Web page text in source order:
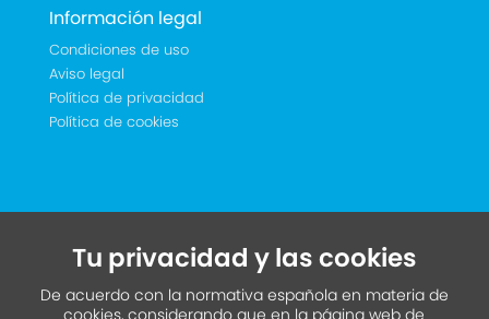
Información legal
Condiciones de uso
Aviso legal
Política de privacidad
Política de cookies
Tu privacidad y las cookies
De acuerdo con la normativa española en materia de
cookies, considerando que en la página web de